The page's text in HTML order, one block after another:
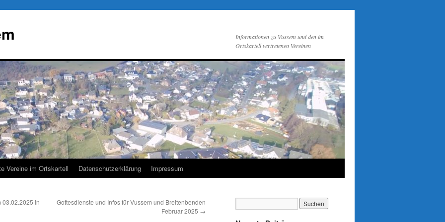
Informationen zu Vussem und den im
Ortskartell vertretenen Vereinen
Vereine im Ortskartell Datenschutzerklärung Impressum
03.02.2025 in
Gottesdienste und Infos für Vussem und Breitenbenden
Februar 2025 →